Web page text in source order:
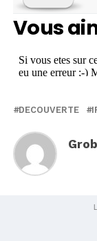
Vous
DECOUVERTE